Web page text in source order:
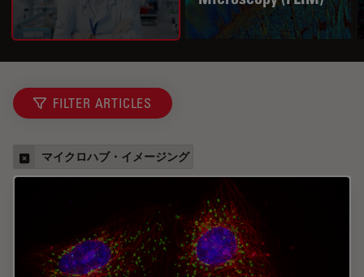
FILTER ARTICLES
マイクロハブ・イメージング